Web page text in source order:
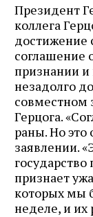
Президент
коллега
достижение
соглашение
признании
незадолго
совместном
Герцога.
раны. Но это
заявлении.
признает
которых мы
неделе, и их